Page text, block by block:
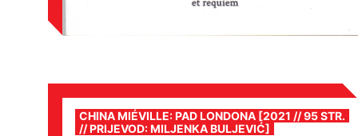
CHINA MIÉVILLE: PAD LONDONA [2021 // 95 STR.
// PRIJEVOD: MILJENKA BULJEVIĆ]